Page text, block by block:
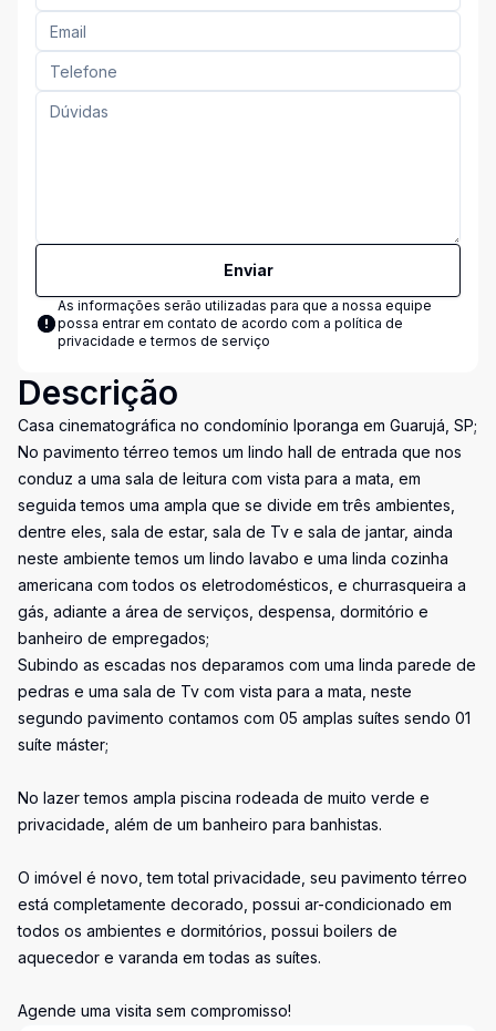
Enviar
As informações serão utilizadas para que a nossa equipe
possa entrar em contato de acordo com a política de
privacidade e termos de serviço
Descrição
Casa cinematográfica no condomínio Iporanga em Guarujá, SP;
No pavimento térreo temos um lindo hall de entrada que nos
conduz a uma sala de leitura com vista para a mata, em
seguida temos uma ampla que se divide em três ambientes,
dentre eles, sala de estar, sala de Tv e sala de jantar, ainda
neste ambiente temos um lindo lavabo e uma linda cozinha
americana com todos os eletrodomésticos, e churrasqueira a
gás, adiante a área de serviços, despensa, dormitório e
banheiro de empregados;
Subindo as escadas nos deparamos com uma linda parede de
pedras e uma sala de Tv com vista para a mata, neste
segundo pavimento contamos com 05 amplas suítes sendo 01
suíte máster;
No lazer temos ampla piscina rodeada de muito verde e
privacidade, além de um banheiro para banhistas.
O imóvel é novo, tem total privacidade, seu pavimento térreo
está completamente decorado, possui ar-condicionado em
todos os ambientes e dormitórios, possui boilers de
aquecedor e varanda em todas as suítes.
Agende uma visita sem compromisso!